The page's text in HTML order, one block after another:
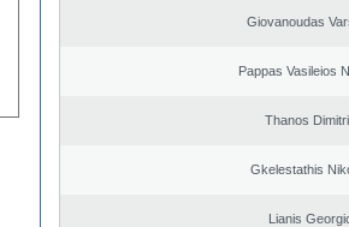
Giovanoudas
Pappas Vasileios
Thanos
Gkelestathis
Lianis